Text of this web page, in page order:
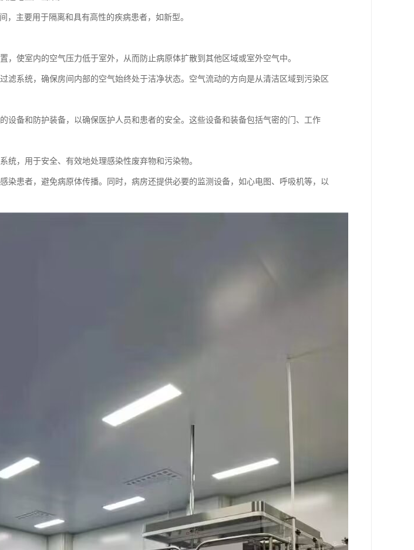
，主要用于隔离和具有高性的疾病患者，如新型。
，使室内的空气压力低于室外，从而防止病原体扩散到其他区域或室外空气中。
滤系统，确保房间内部的空气始终处于洁净状态。空气流动的方向是从清洁区域到污染区
设备和防护装备，以确保医护人员和患者的安全。这些设备和装备包括气密的门、工作
统，用于安全、有效地处理感染性废弃物和污染物。
染患者，避免病原体传播。同时，病房还提供必要的监测设备，如心电图、呼吸机等，以